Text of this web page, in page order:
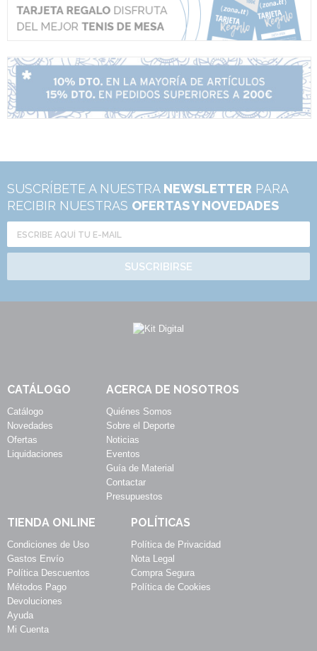
SUSCRÍBETE A NUESTRA NEWSLETTER PARA
RECIBIR NUESTRAS OFERTAS Y NOVEDADES
SUSCRIBIRSE
CATÁLOGO
Catálogo
Novedades
Ofertas
Liquidaciones
ACERCA DE NOSOTROS
Quiénes Somos
Sobre el Deporte
Noticias
Eventos
Guía de Material
Contactar
Presupuestos
TIENDA ONLINE
Condiciones de Uso
Gastos Envío
Política Descuentos
Métodos Pago
Devoluciones
Ayuda
Mi Cuenta
POLÍTICAS
Política de Privacidad
Nota Legal
Compra Segura
Política de Cookies